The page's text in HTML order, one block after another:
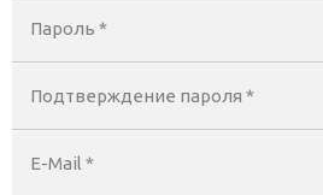
Пароль *
Подтверждение пароля *
E-Mail*